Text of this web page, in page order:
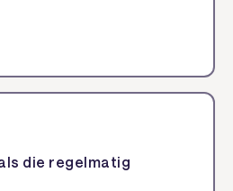
die regelmatig